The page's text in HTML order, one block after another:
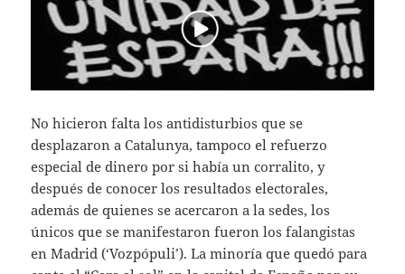
No hicieron falta los antidisturbios que se
desplazaron a Catalunya, tampoco el refuerzo
especial de dinero por si había un corralito, y
después de conocer los resultados electorales,
además de quienes se acercaron a la sedes, los
únicos que se manifestaron fueron los falangistas
en Madrid (‘Vozpópuli’). La minoría que quedó para